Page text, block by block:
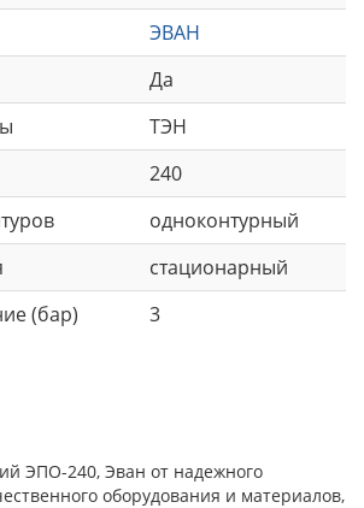
ЭВАН
Да
ТЭН
240
одноконтурный
стационарный
(бар)
3
ЭПО-240, Эван от надежного
оборудования и материалов,